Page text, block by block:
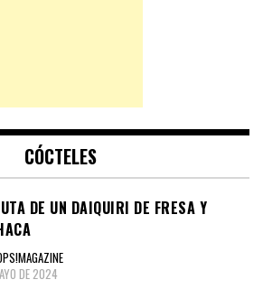
CÓCTELES
DE UN DAIQUIRI DE FRESA Y
DE 2024